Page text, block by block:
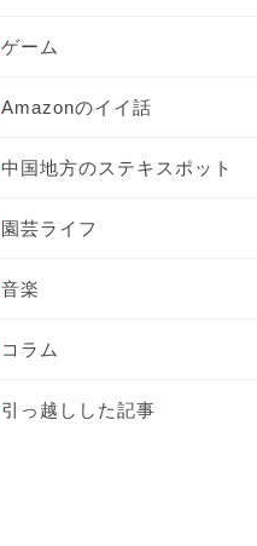
ゲーム
Amazonのイイ話
中国地方のステキスポット
園芸ライフ
音楽
コラム
引っ越しした記事